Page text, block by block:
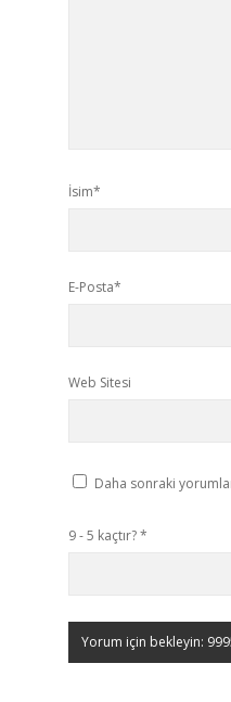
İsim*
E-Posta*
Web Sitesi
Daha sonraki
9 - 5 kaçtır?*